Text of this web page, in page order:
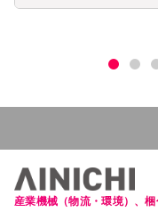
産業機械（物流・環境）、